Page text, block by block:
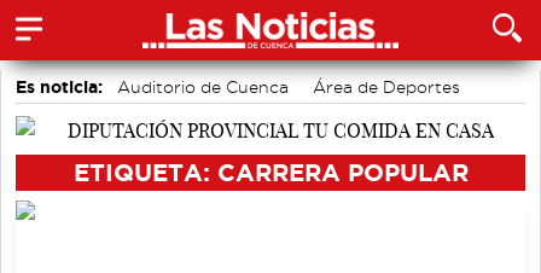
Es noticia: Auditorio de Cuenca
Área de Deportes
Actividades culturales en Cuenca
ETIQUETA: CARRERA POPULAR